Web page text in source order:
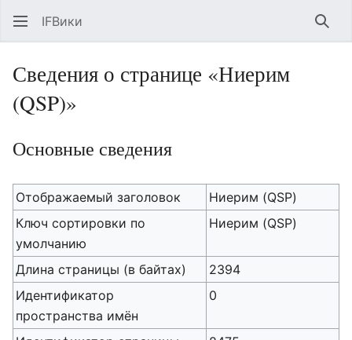
IFВики
Сведения о странице «Ниерим
(QSP)»
Основные сведения
Отображаемый заголовок
Ниерим (QSP)
Ключ сортировки по
умолчанию
Ниерим (QSP)
Длина страницы (в байтах)
2394
Идентификатор
пространства имён
0